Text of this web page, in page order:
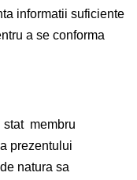
informatii suficiente
a se conforma
membru
prezentului
natura sa